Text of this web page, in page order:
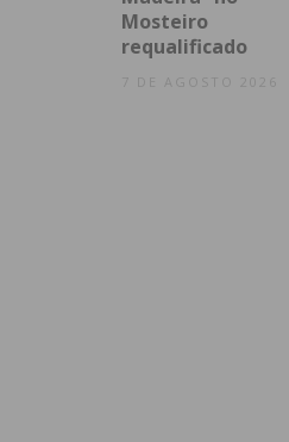
Mosteiro
requalificado
7 DE AGOSTO 2026